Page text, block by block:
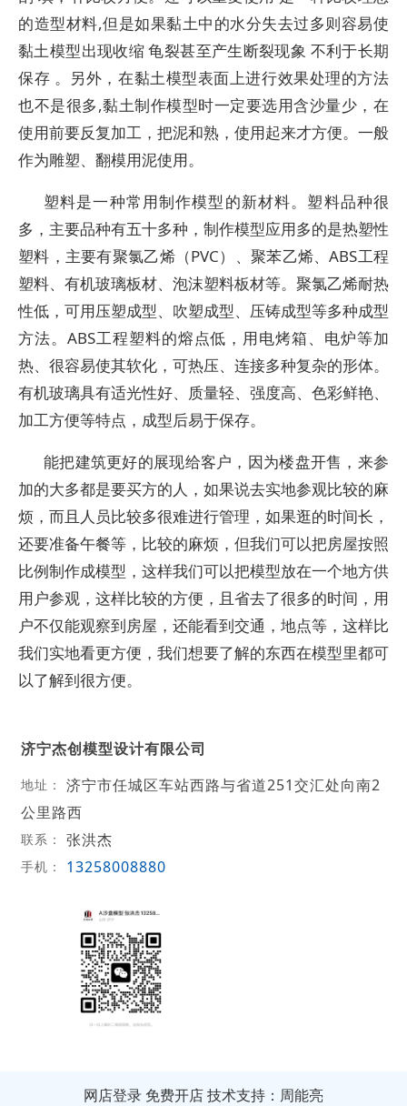
的造型材料,但是如果黏土中的水分失去过多则容易使
黏土模型出现收缩 龟裂甚至产生断裂现象 不利于长期
保存 。另外，在黏土模型表面上进行效果处理的方法
也不是很多,黏土制作模型时一定要选用含沙量少，在
使用前要反复加工，把泥和熟，使用起来才方便。一般
作为雕塑、翻模用泥使用。
塑料是一种常用制作模型的新材料。塑料品种很
多，主要品种有五十多种，制作模型应用多的是热塑性
塑料，主要有聚氯乙烯（PVC）、聚苯乙烯、ABS工程
塑料、有机玻璃板材、泡沫塑料板材等。聚氯乙烯耐热
性低，可用压塑成型、吹塑成型、压铸成型等多种成型
方法。ABS工程塑料的熔点低，用电烤箱、电炉等加
热、很容易使其软化，可热压、连接多种复杂的形体。
有机玻璃具有适光性好、质量轻、强度高、色彩鲜艳、
加工方便等特点，成型后易于保存。
能把建筑更好的展现给客户，因为楼盘开售，来参
加的大多都是要买方的人，如果说去实地参观比较的麻
烦，而且人员比较多很难进行管理，如果逛的时间长，
还要准备午餐等，比较的麻烦，但我们可以把房屋按照
比例制作成模型，这样我们可以把模型放在一个地方供
用户参观，这样比较的方便，且省去了很多的时间，用
户不仅能观察到房屋，还能看到交通，地点等，这样比
我们实地看更方便，我们想要了解的东西在模型里都可
以了解到很方便。
济宁杰创模型设计有限公司
地址：
济宁市任城区车站西路与省道251交汇处向南2
公里路西
联系： 张洪杰
手机： 13258008880
网店登录 免费开店技术支持：周能亮